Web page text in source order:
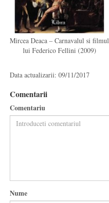
Mircea Deaca – Carnavalul si filmul
lui Federico Fellini (2009)
Data actualizarii: 09/11/2017
Comentarii
Comentariu
Nume